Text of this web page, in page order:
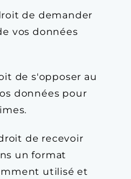
de demander
vos données
de s'opposer au
données pour
de recevoir
un format
utilisé et